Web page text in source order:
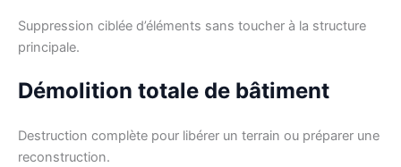
Suppression ciblée d’éléments sans toucher à la structure
principale.
Démolition totale de bâtiment
Destruction complète pour libérer un terrain ou préparer une
reconstruction.